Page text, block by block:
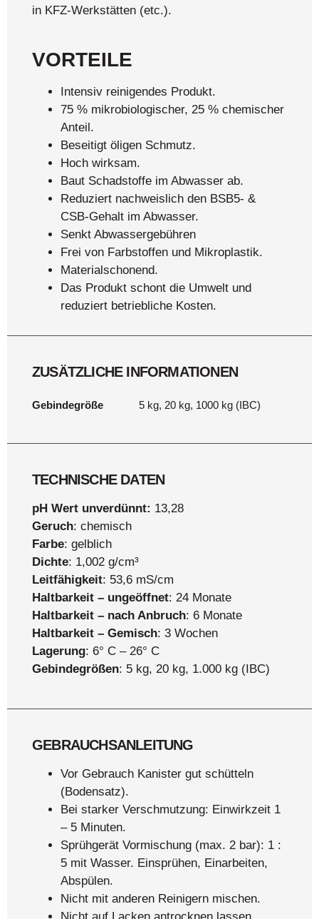
in KFZ-Werkstätten (etc.).
VORTEILE
Intensiv reinigendes Produkt.
75 % mikrobiologischer, 25 % chemischer
Anteil.
Beseitigt öligen Schmutz.
Hoch wirksam.
Baut Schadstoffe im Abwasser ab.
Reduziert nachweislich den BSB5- &
CSB-Gehalt im Abwasser.
Senkt Abwassergebühren
Frei von Farbstoffen und Mikroplastik.
Materialschonend.
Das Produkt schont die Umwelt und
reduziert betriebliche Kosten.
ZUSÄTZLICHE INFORMATIONEN
Gebindegröße 5 kg, 20 kg, 1000 kg (IBC)
TECHNISCHE DATEN
pH Wert unverdünnt: 13,28
Geruch: chemisch
Farbe: gelblich
Dichte: 1,002 g/cm³
Leitfähigkeit: 53,6 mS/cm
Haltbarkeit – ungeöffnet: 24 Monate
Haltbarkeit – nach Anbruch: 6 Monate
Haltbarkeit – Gemisch: 3 Wochen
Lagerung: 6° C – 26° C
Gebindegrößen: 5 kg, 20 kg, 1.000 kg (IBC)
GEBRAUCHSANLEITUNG
Vor Gebrauch Kanister gut schütteln
(Bodensatz).
Bei starker Verschmutzung: Einwirkzeit 1
– 5 Minuten.
Sprühgerät Vormischung (max. 2 bar): 1 :
5 mit Wasser. Einsprühen, Einarbeiten,
Abspülen.
Nicht mit anderen Reinigern mischen.